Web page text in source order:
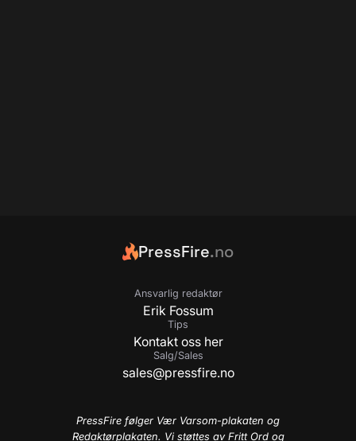
PressFire.no
Ansvarlig redaktør
Erik Fossum
Tips
Kontakt oss her
Salg/Sales
sales@pressfire.no
PressFire følger Vær Varsom-plakaten og
Redaktørplakaten. Vi støttes av Fritt Ord og